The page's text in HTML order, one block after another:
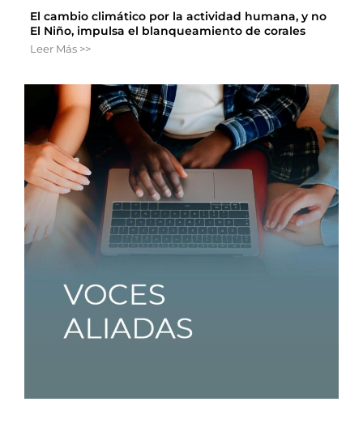
El cambio climático por la actividad humana, y no
El Niño, impulsa el blanqueamiento de corales
Leer Más >>